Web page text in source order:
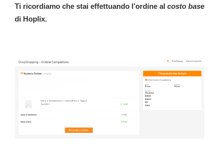
Ti ricordiamo che stai effettuando l’ordine al costo base
di Hoplix.